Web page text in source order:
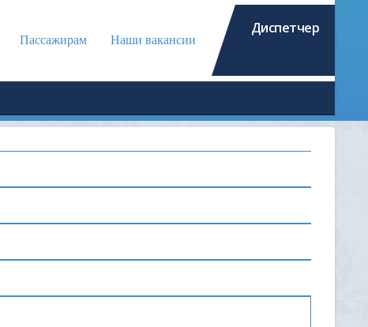
Пассажирам Наши вакансии
Диспетчер